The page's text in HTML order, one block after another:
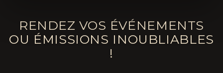
RENDEZ VOS ÉVÉNEMENTS
OU ÉMISSIONS INOUBLIABLES
!